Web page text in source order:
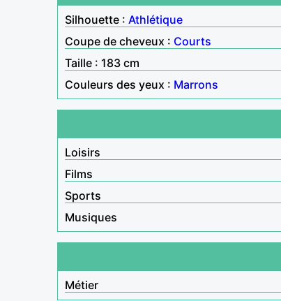
Silhouette : Athlétique
Coupe de cheveux : Courts
Taille : 183 cm
Couleurs des yeux : Marrons
Loisirs
Films
Sports
Musiques
Métier